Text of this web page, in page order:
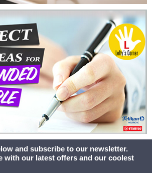
and subscribe to our newsletter.
with our latest offers and our coolest